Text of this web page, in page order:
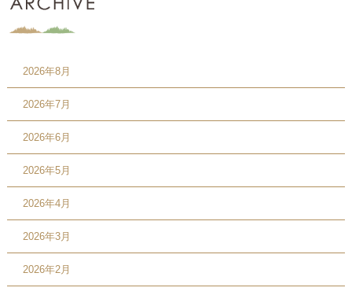
2026年8月
2026年7月
2026年6月
2026年5月
2026年4月
2026年3月
2026年2月